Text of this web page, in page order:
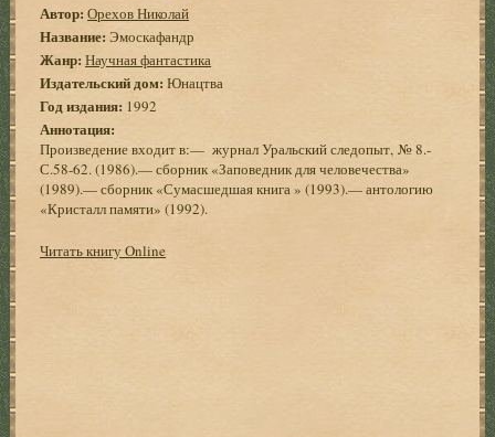
Автор: Орехов Николай
Название: Эмоскафандр
Жанр: Научная фантастика
Издательский дом:Юнацтва
Год издания: 1992
Аннотация:
Произведение входит в:— журнал Уральский следопыт, № 8.-
С.58-62. (1986).— сборник «Заповедник для человечества»
(1989).— сборник «Сумасшедшая книга » (1993).— антологию
«Кристалл памяти» (1992).
Читать книгу Online